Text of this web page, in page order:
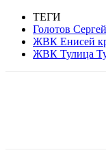
ТЕГИ
Голотов Сергей
ЖВК Енисей
ЖВК Тулица